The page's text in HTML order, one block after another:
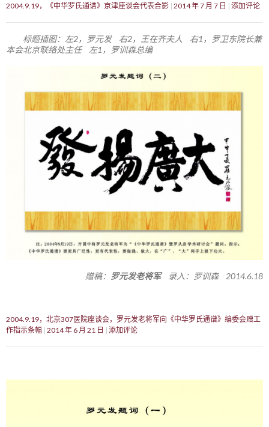
2004.9.19，《中华罗氏通谱》京津座谈会代表合影 2014 年 7 月 7 日 添加评论
标题插图：左2，罗元发 右2，王在齐夫人 右1，罗卫东院长兼
本会北京联络处主任 左1，罗训森总编
赠稿： 罗元发老将军录入：罗训森 2014.6.18
2004.9.19，北京307医院座谈会，罗元发老将军向《中华罗氏通谱》编委会赠工
作指示条幅 2014 年 6 月 21 日 添加评论